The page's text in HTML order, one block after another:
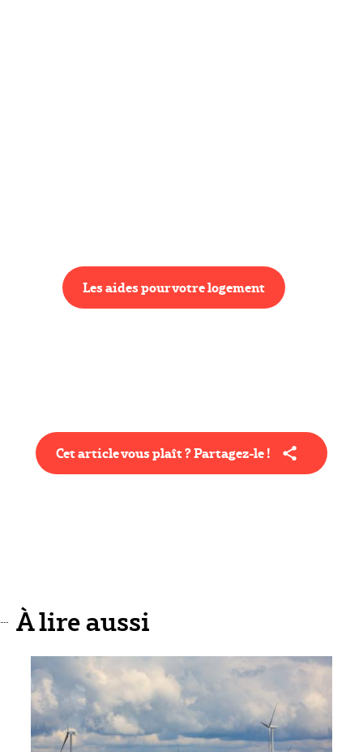
Les aides pour votre logement
Cet article vous plaît ? Partagez-le !
À lire aussi